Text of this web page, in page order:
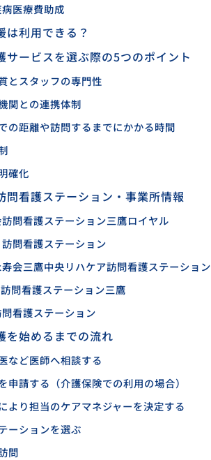
医療費助成
は利用できる？
サービスを選ぶ際の5つのポイント
とスタッフの専門性
関との連携体制
の距離や訪問するまでにかかる時間
確化
問看護ステーション・事業所情報
問看護ステーション三鷹ロイヤル
問看護ステーション
会三鷹中央リハケア訪問看護ステーション
問看護ステーション三鷹
看護ステーション
を始めるまでの流れ
など医師へ相談する
申請する（介護保険での利用の場合）
より担当のケアマネジャーを決定する
ーションを選ぶ
問